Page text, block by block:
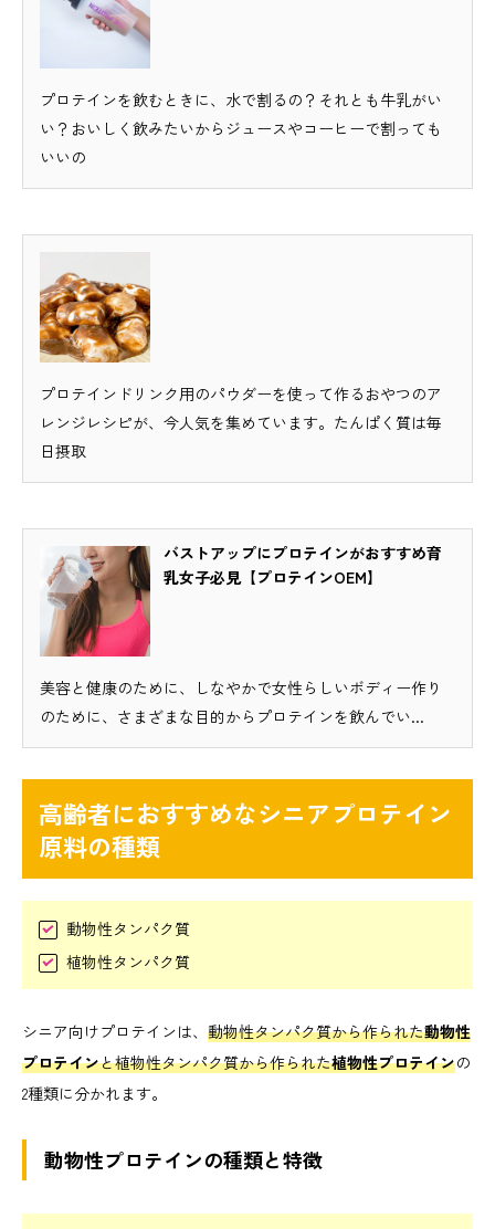
プロテインを飲むときに、水で割るの？それとも牛乳がい
い？おいしく飲みたいからジュースやコーヒーで割っても
いいの
プロテインドリンク用のパウダーを使って作るおやつのア
レンジレシピが、今人気を集めています。たんぱく質は毎
日摂取
バストアップにプロテインがおすすめ育
乳女子必見【プロテインOEM】
美容と健康のために、しなやかで女性らしいボディー作り
のために、さまざまな目的からプロテインを飲んでい...
高齢者におすすめなシニアプロテイン
原料の種類
動物性タンパク質
植物性タンパク質
シニア向けプロテインは、 動物性タンパク質から作られた動物性
プロテインと植物性タンパク質から作られた植物性プロテインの
2種類に分かれます。
動物性プロテインの種類と特徴